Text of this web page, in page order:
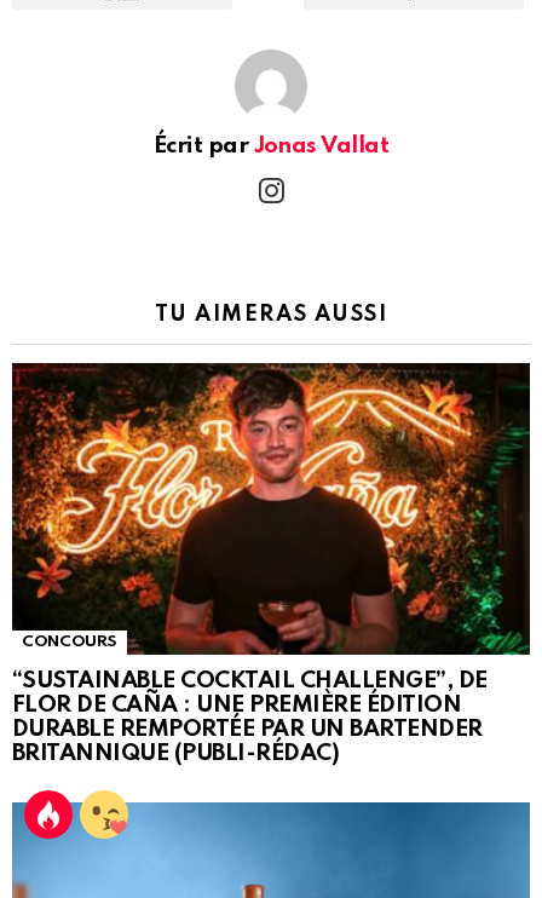
Écrit par Jonas Vallat
TU AIMERAS AUSSI
CONCOURS
“SUSTAINABLE COCKTAIL CHALLENGE”, DE
FLOR DE CAÑA : UNE PREMIÈRE ÉDITION
DURABLE REMPORTÉE PAR UN BARTENDER
BRITANNIQUE (PUBLI-RÉDAC)